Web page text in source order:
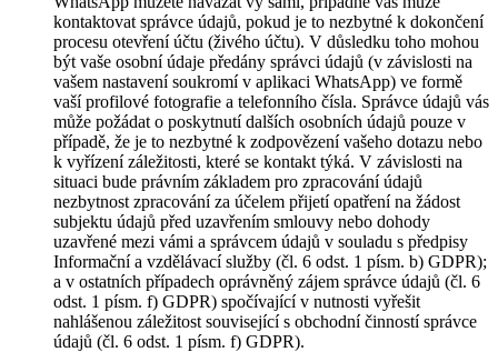
kontaktovat správce údajů, pokud je to nezbytné k dokončení
procesu otevření účtu (živého účtu). V důsledku toho mohou
být vaše osobní údaje předány správci údajů (v závislosti na
vašem nastavení soukromí v aplikaci WhatsApp) ve formě
vaší profilové fotografie a telefonního čísla. Správce údajů vás
může požádat o poskytnutí dalších osobních údajů pouze v
případě, že je to nezbytné k zodpovězení vašeho dotazu nebo
k vyřízení záležitosti, které se kontakt týká. V závislosti na
situaci bude právním základem pro zpracování údajů
nezbytnost zpracování za účelem přijetí opatření na žádost
subjektu údajů před uzavřením smlouvy nebo dohody
uzavřené mezi vámi a správcem údajů v souladu s předpisy
Informační a vzdělávací služby (čl. 6 odst. 1 písm. b) GDPR);
a v ostatních případech oprávněný zájem správce údajů (čl. 6
odst. 1 písm. f) GDPR) spočívající v nutnosti vyřešit
nahlášenou záležitost související s obchodní činností správce
údajů (čl. 6 odst. 1 písm. f) GDPR).